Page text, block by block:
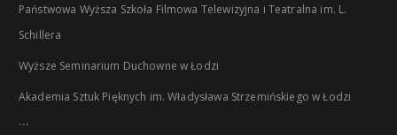
Państwowa Wyższa Szkoła Filmowa Telewizyjna i Teatralna im. L.
Schillera
Wyższe Seminarium Duchowne w Łodzi
Akademia Sztuk Pięknych im. Władysława Strzemińskiego w Łodzi
...